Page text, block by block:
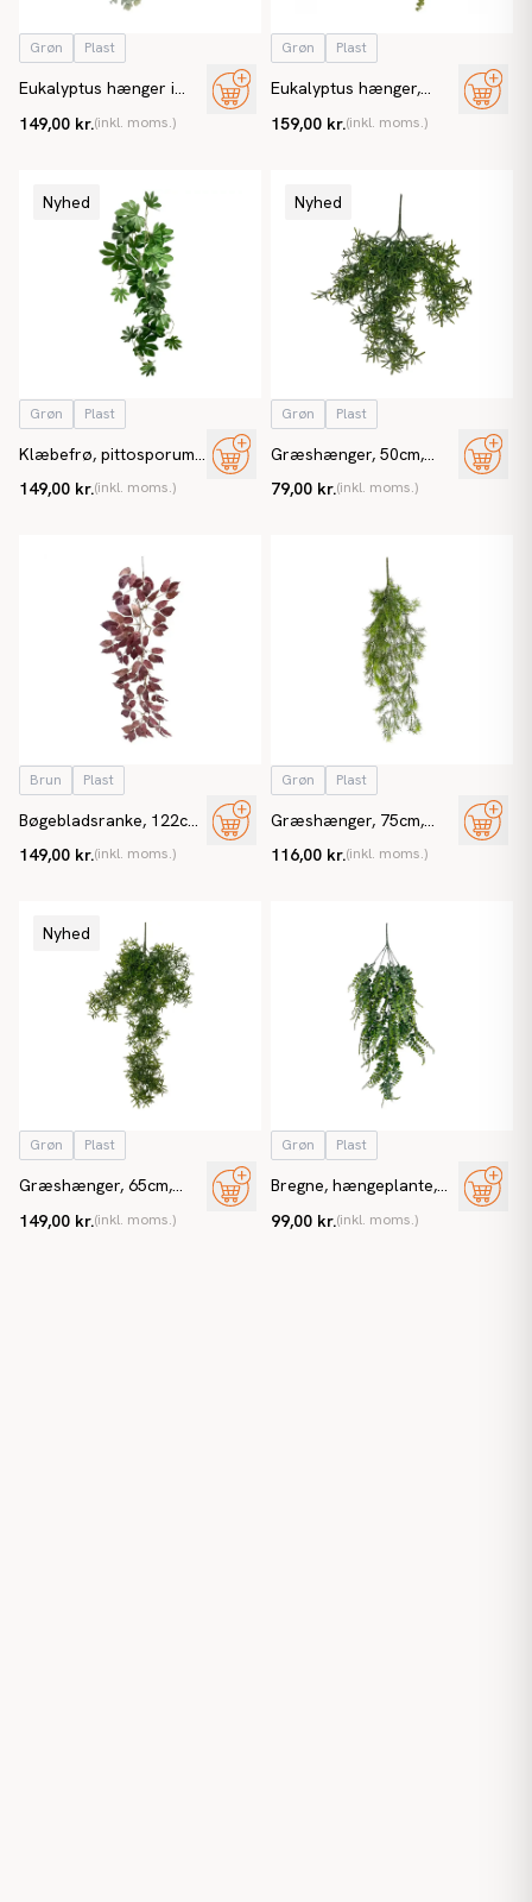
Grøn Plast
Eukalyptus hænger i
plante
149,00 kr.(inkl. moms.)
Grøn Plast
Eukalyptus hænger,
plante
159,00 kr.(inkl. moms.)
Nyhed
Grøn Plast
Klæbefrø, pittosporum,
plante
149,00 kr.(inkl. moms.)
Nyhed
Grøn Plast
Græshænger, 50cm,
79,00 kr.(inkl. moms.)
Brun Plast
Bøgebladsranke, 122cm,
149,00 kr.(inkl. moms.)
Grøn Plast
Græshænger, 75cm,
116,00 kr.(inkl. moms.)
Nyhed
Grøn Plast
Græshænger, 65cm,
149,00 kr.(inkl. moms.)
Grøn Plast
Bregne, hængeplante,
flammehæmmende,
99,00 kr.(inkl. moms.)